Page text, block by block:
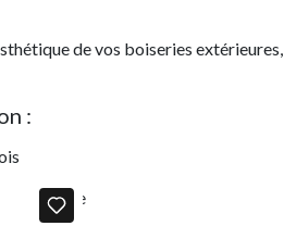
de vos boiseries extérieures,
:
protectrice